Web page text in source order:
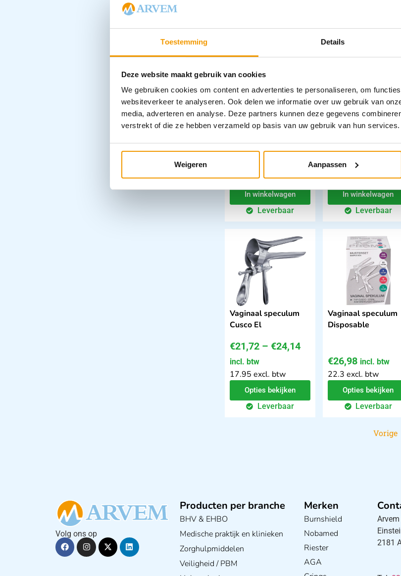
Toestemming Details
Deze website maakt gebruik van cookies
We gebruiken cookies om content en advertenties te personaliseren, om
websiteverkeer te analyseren. Ook delen we informatie over uw gebruik van
media, adverteren en analyse. Deze partners kunnen deze gegevens
verstrekt of die ze hebben verzameld op basis van uw gebruik van hun services.
Weigeren Aanpassen
Cervix
gynaecologische
houten spatels model
Ayre Ds 100 stuk
4.45 excl. btw
In winkelwagen
Leverbaar
Hakentang
- Pozzi
€18,23
15.07 excl. btw
In winkelwagen
Leverbaar
Vaginaal speculum
Cusco El
€21,72 – €24,14
incl. btw
17.95 excl. btw
Opties bekijken
Leverbaar
Vaginaal speculum
Disposable
€26,98 incl. btw
22.3 excl. btw
Opties bekijken
Leverbaar
Vorige
Volg ons op
Producten per branche
BHV & EHBO
Medische praktijk en klinieken
Zorghulpmiddelen
Veiligheid / PBM
Merken
Burnshield
Nobamed
Riester
AGA
Arvem
2181